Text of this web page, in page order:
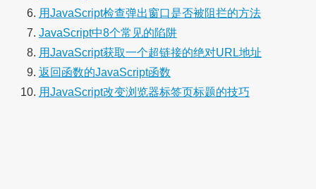
用JavaScript检查弹出窗口是否被阻拦的方法
JavaScript中8个常见的陷阱
用JavaScript获取一个超链接的绝对URL地址
返回函数的JavaScript函数
用JavaScript改变浏览器标签页标题的技巧